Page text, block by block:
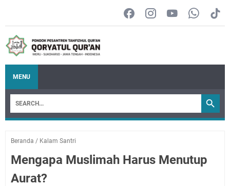
MENU
Beranda / Kalam Santri
Mengapa Muslimah Harus Menutup
Aurat?